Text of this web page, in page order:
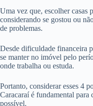
Uma vez que, escolher casas
considerando se gostou ou
de problemas.
Desde dificuldade financeira
se manter no imóvel pelo
onde trabalha ou estuda.
Portanto, considerar esses 4
Caracaraí é fundamental para
possível.